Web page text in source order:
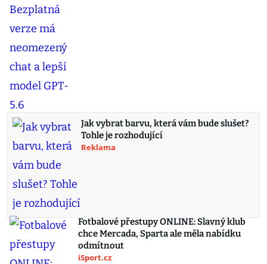
Jak vybrat barvu, která vám bude slušet?
Tohle je rozhodující
Reklama
Fotbalové přestupy ONLINE: Slavný klub
chce Mercada, Sparta ale měla nabídku
odmítnout
iSport.cz